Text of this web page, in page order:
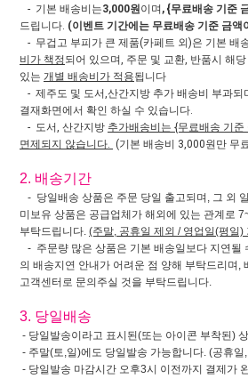
- 기본 배송비는3,000원이며 , {무료배송 기준
드립니다. (이벤트 기간에는 무료배송 기준 금액
- 무겁고 부피가 큰 제품(카페트 외)은 기본 배
비가 책정되어 있으며, 주문 및 교환, 반품시 해
있는 개별 배송비가 적용됩니다
- 제주도 및 도서,산간지방 추가 배송비 부과되
결재화면에서 확인 하실 수 있습니다.
- 도서, 산간지방 추가배송비는 {무료배송 기
면제되지 않습니다. (기본 배송비 3,000원만 무
2. 배송기간
- 당일배송 상품은 주문 당일 출고되며, 그 외
미보유 상품은 공급업체가 해외에 있는 관계로
부탁드립니다. (주말, 공휴일 제외 / 영업일(평일)
- 주문량 많은 상품은 기본 배송일보다 지연될
의 배송지연 안내가 어려운 점 양해 부탁드리며,
고객센터로 문의주실 것을 부탁드립니다.
3. 당일배송
- 당일발송이라고 표시된(또는 아이콘 부착된)
- 주말(토,일)에도 당일발송 가능합니다. (공휴
- 당일발송 마감시간 오후3시 이전까지 결제가